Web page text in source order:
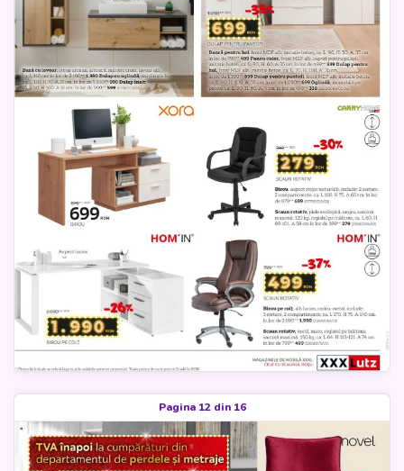
Pagina 12 din 16